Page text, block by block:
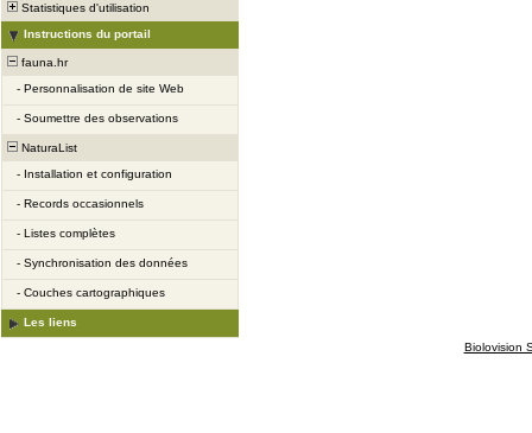
Statistiques d'utilisation
Instructions du portail
fauna.hr
- Personnalisation de site Web
- Soumettre des observations
NaturaList
- Installation et configuration
- Records occasionnels
- Listes complètes
- Synchronisation des données
- Couches cartographiques
Les liens
Biolovision